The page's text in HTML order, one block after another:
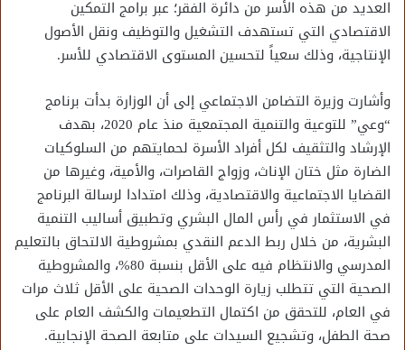
العديد من هذه الأسر من دائرة الفقر؛ عبر برامج التمكين
الاقتصادي التي تستهدف التشغيل والتوظيف ونقل الأصول
الإنتاجية، وذلك سعياً لتحسين المستوى الاقتصادي للأسر.
وأشارت وزيرة التضامن الاجتماعي إلى أن الوزارة بدأت برنامج
“وعي” للتوعية والتنمية المجتمعية منذ عام 2020، بهدف
الإرشاد والتثقيف لكل أفراد الأسرة لحمايتهم من السلوكيات
الضارة مثل ختان الإناث، وزواج القاصرات، والأمية، وغيرها من
القضايا الاجتماعية والاقتصادية، وذلك امتدادا لرسالة البرنامج
في الاستثمار في رأس المال البشري وتطبيق أساليب التنمية
البشرية، من خلال ربط الدعم النقدي بمشروطية الالتحاق بالتعليم
المدرسي والانتظام فيه على الأقل بنسبة 80%، والمشروطية
الصحية التي تتطلب زيارة الوحدات الصحية على الأقل ثلاث مرات
في العام، للتحقق من اكتمال التطعيمات والكشف العام على
صحة الطفل، وتشجيع السيدات على متابعة الصحة الإنجابية.